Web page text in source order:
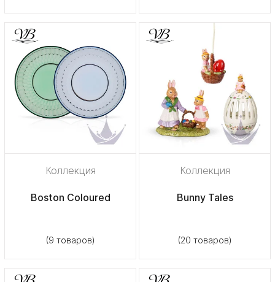
Коллекция
Boston Coloured
(9 товаров)
Коллекция
Bunny Tales
(20 товаров)